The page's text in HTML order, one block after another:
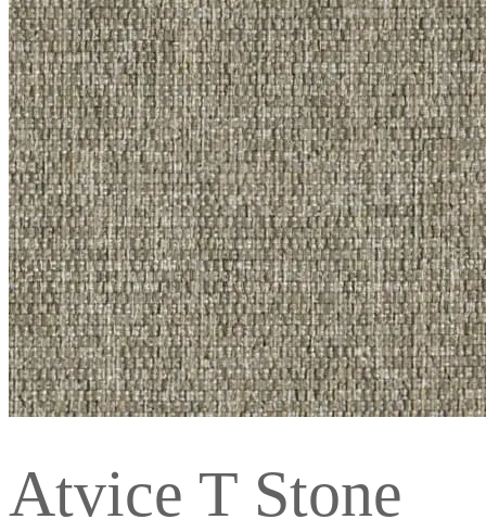
Atvice T Stone